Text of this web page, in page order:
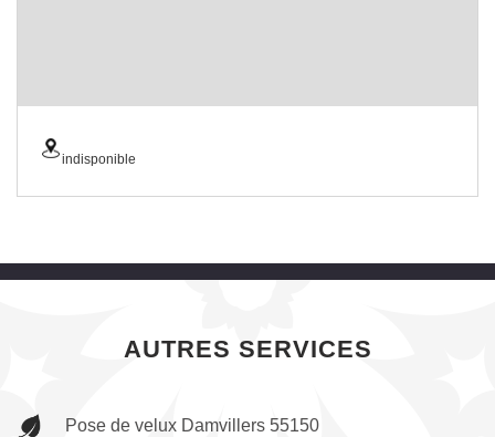
indisponible
AUTRES SERVICES
Pose de velux Damvillers 55150